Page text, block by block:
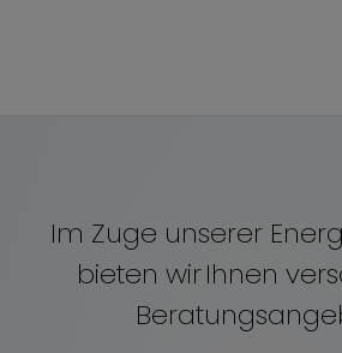
Im Zuge unserer
bieten wir Ihnen